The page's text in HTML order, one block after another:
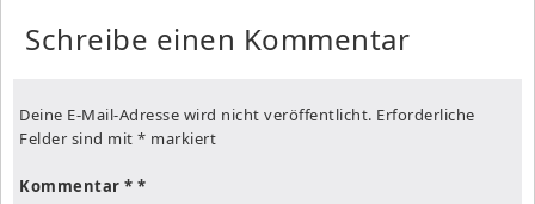
Schreibe einen Kommentar
Deine E-Mail-Adresse wird nicht veröffentlicht. Erforderliche
Felder sind mit * markiert
Kommentar *